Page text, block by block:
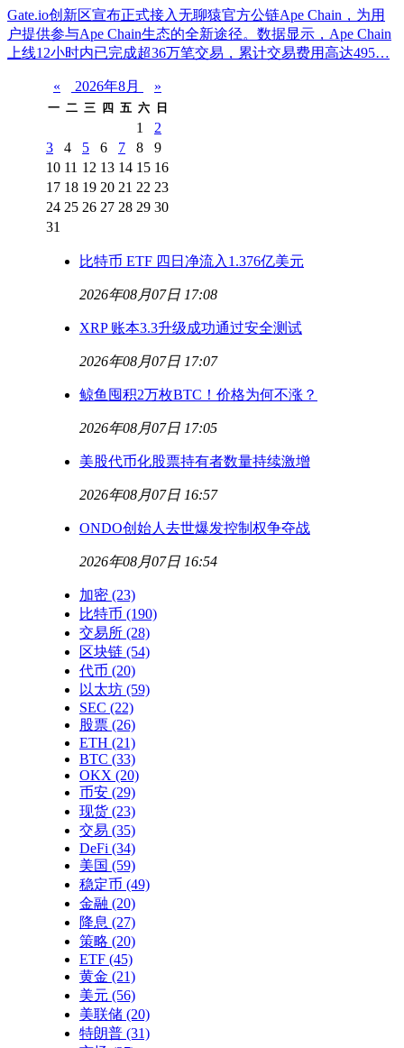
Gate.io创新区宣布正式接入无聊猿官方公链Ape Chain，为用
户提供参与Ape Chain生态的全新途径。数据显示，Ape Chain
上线12小时内已完成超36万笔交易，累计交易费用高达495…
« 2026年8月 »
一 二 三 四 五 六 日
1
2
3
4 5 6 7 8
9
10 11 12 13 14 15 16
17 18 19 20 21 22 23
24 25 26 27 28 29 30
31
比特币 ETF 四日净流入1.376亿美元
2026年08月07日 17:08
XRP 账本3.3升级成功通过安全测试
2026年08月07日 17:07
鲸鱼囤积2万枚BTC！价格为何不涨？
2026年08月07日 17:05
美股代币化股票持有者数量持续激增
2026年08月07日 16:57
ONDO创始人去世爆发控制权争夺战
2026年08月07日 16:54
加密 (23)
比特币 (190)
交易所 (28)
区块链 (54)
代币 (20)
以太坊 (59)
SEC (22)
股票 (26)
ETH (21)
BTC (33)
OKX (20)
币安 (29)
现货 (23)
交易 (35)
DeFi (34)
美国 (59)
稳定币 (49)
金融 (20)
降息 (27)
策略 (20)
ETF (45)
黄金 (21)
美元 (56)
美联储 (20)
特朗普 (31)